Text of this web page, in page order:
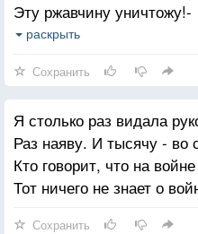
Эту ржавчину уничтожу!-
Были бури, и были штили.
Только вот ведь какое
В том огне я одна горела.
Ржа навеки осталась
А чужая душа-чужою.
раскрыть
Сохранить
Я столько раз видала
Раз наяву. И тысячу - во
Кто говорит, что на
Тот ничего не знает о
Сохранить